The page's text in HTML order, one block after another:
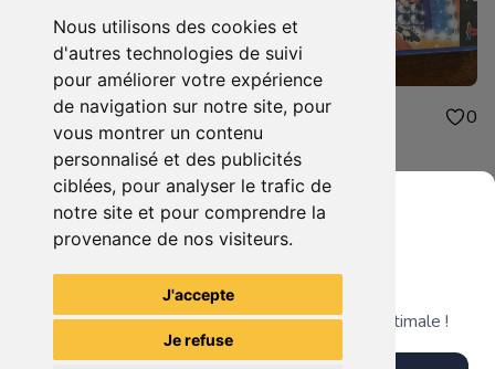
Nous utilisons des cookies et
d'autres technologies de suivi
pour améliorer votre expérience
de navigation sur notre site, pour
vous montrer un contenu
personnalisé et des publicités
ciblées, pour analyser le trafic de
notre site et pour comprendre la
provenance de nos visiteurs.
J'accepte
Je refuse
5.00€ 0
Singstar spécial 80’s
6.00€ 0
Voir tous les articles du vendeur
Grenier du Geek
Télécharge notre app pour une expérience optimale !